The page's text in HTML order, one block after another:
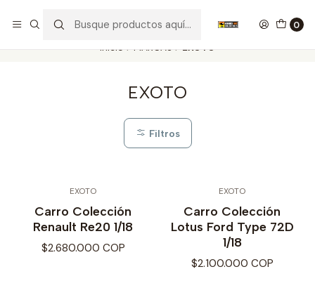
0
Inicio MARCAS EXOTO
EXOTO
Filtros
EXOTO
Carro Colección
Renault Re20 1/18
$2.680.000 COP
EXOTO
Carro Colección
Lotus Ford Type 72D
1/18
$2.100.000 COP